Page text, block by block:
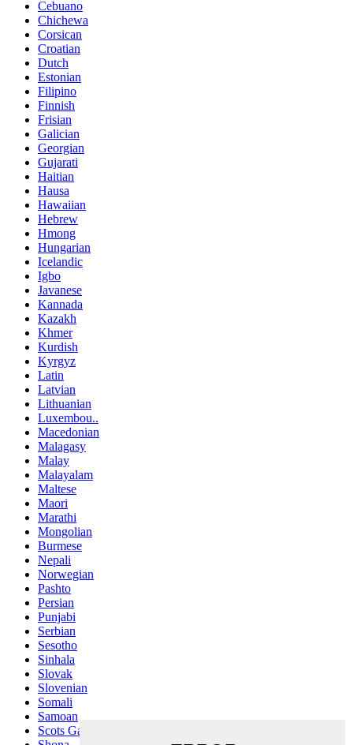
Cebuano
Chichewa
Corsican
Croatian
Dutch
Estonian
Filipino
Finnish
Frisian
Galician
Georgian
Gujarati
Haitian
Hausa
Hawaiian
Hebrew
Hmong
Hungarian
Icelandic
Igbo
Javanese
Kannada
Kazakh
Khmer
Kurdish
Kyrgyz
Latin
Latvian
Lithuanian
Luxembou..
Macedonian
Malagasy
Malay
Malayalam
Maltese
Maori
Marathi
Mongolian
Burmese
Nepali
Norwegian
Pashto
Persian
Punjabi
Serbian
Sesotho
Sinhala
Slovak
Slovenian
Somali
Samoan
Scots Gaelic